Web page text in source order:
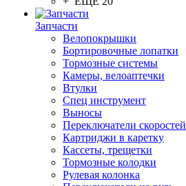
Запчасти
Велопокрышки
Бортировочные лопатки
Тормозные системы
Камеры, велоаптечки
Втулки
Спец инструмент
Выносы
Переключатели скоростей
Картриджи в каретку
Кассеты, трещетки
Тормозные колодки
Рулевая колонка